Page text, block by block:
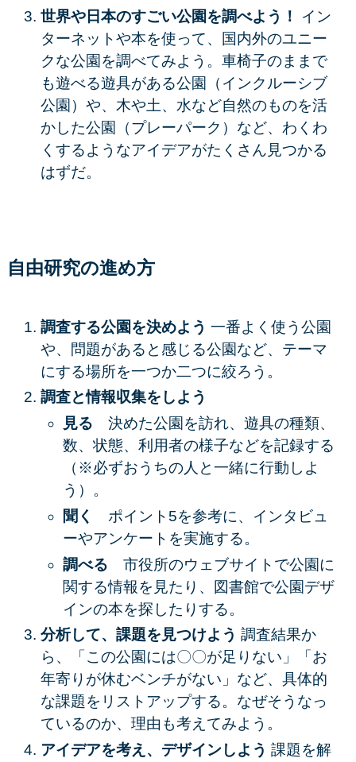
世界や日本のすごい公園を調べよう！
イン
ターネットや本を使って、国内外のユニー
クな公園を調べてみよう。車椅子のままで
も遊べる遊具がある公園（インクルーシブ
公園）や、木や土、水など自然のものを活
かした公園（プレーパーク）など、わくわ
くするようなアイデアがたくさん見つかる
はずだ。
自由研究の進め方
調査する公園を決めよう 一番よく使う公園
や、問題があると感じる公園など、テーマ
にする場所を一つか二つに絞ろう。
調査と情報収集をしよう
見る 決めた公園を訪れ、遊具の種類、
数、状態、利用者の様子などを記録する
（※必ずおうちの人と一緒に行動しよ
う）。
聞く ポイント5を参考に、インタビュ
ーやアンケートを実施する。
調べる 市役所のウェブサイトで公園に
関する情報を見たり、図書館で公園デザ
インの本を探したりする。
分析して、課題を見つけよう 調査結果か
ら、「この公園には〇〇が足りない」「お
年寄りが休むベンチがない」など、具体的
な課題をリストアップする。なぜそうなっ
ているのか、理由も考えてみよう。
アイデアを考え、デザインしよう 課題を解